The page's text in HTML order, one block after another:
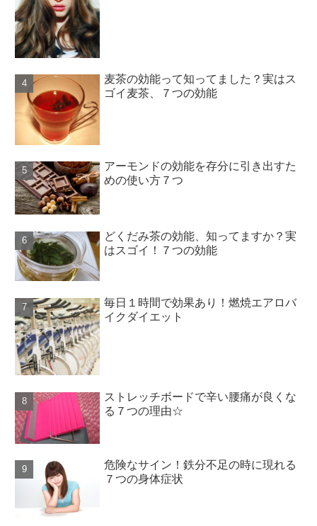
麦茶の効能って知ってました？実はス
ゴイ麦茶、７つの効能
アーモンドの効能を存分に引き出すた
めの使い方７つ
どくだみ茶の効能、知ってますか？実
はスゴイ！７つの効能
毎日１時間で効果あり！燃焼エアロバ
イクダイエット
ストレッチボードで辛い腰痛が良くな
る７つの理由☆
危険なサイン！鉄分不足の時に現れる
７つの身体症状